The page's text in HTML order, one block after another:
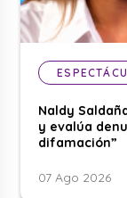
Naldy
y evalúa
difamación”
07 Ago 2026